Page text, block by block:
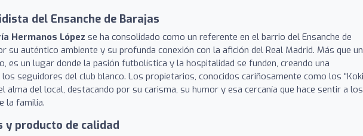
del Ensanche de Barajas
Hermanos López se ha consolidado como un referente en el barrio del Ensanche de
su auténtico ambiente y su profunda conexión con la afición del Real Madrid. Más que un
es un lugar donde la pasión futbolística y la hospitalidad se funden, creando una
los seguidores del club blanco. Los propietarios, conocidos cariñosamente como los
alma del local, destacando por su carisma, su humor y esa cercanía que hace sentir a los
la familia.
y producto de calidad